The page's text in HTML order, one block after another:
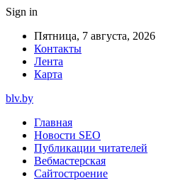
Sign in
Пятница, 7 августа, 2026
Контакты
Лента
Карта
blv.by
Главная
Новости SEO
Публикации читателей
Вебмастерская
Сайтостроение